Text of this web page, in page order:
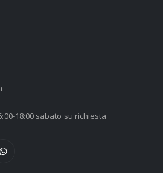
18:00 sabato su richiesta